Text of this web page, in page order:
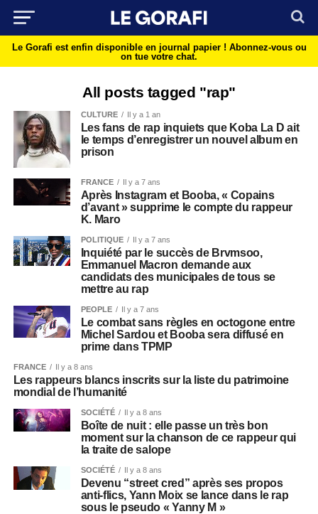
Le Gorafi est enfin disponible en journal papier ! Abonnez-vous ou
on tue votre chat.
All posts tagged "rap"
CULTURE Il y a 1 an
Les fans de rap inquiets que Koba La D ait
le temps d’enregistrer un nouvel album en
prison
FRANCE Il y a 7 ans
Après Instagram et Booba, « Copains
d’avant » supprime le compte du rappeur
K. Maro
POLITIQUE Il y a 7 ans
Inquiété par le succès de Brvmsoo,
Emmanuel Macron demande aux
candidats des municipales de tous se
mettre au rap
PEOPLE Il y a 7 ans
Le combat sans règles en octogone entre
Michel Sardou et Booba sera diffusé en
prime dans TPMP
FRANCE Il y a 8 ans
Les rappeurs blancs inscrits sur la liste du patrimoine
mondial de l’humanité
SOCIÉTÉ Il y a 8 ans
Boîte de nuit : elle passe un très bon
moment sur la chanson de ce rappeur qui
la traite de salope
SOCIÉTÉ Il y a 8 ans
Devenu “street cred” après ses propos
anti-flics, Yann Moix se lance dans le rap
sous le pseudo « Yanny M »